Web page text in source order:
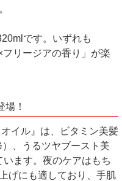
です。いずれも
フリージアの香り」が楽
！
イル』は、ビタミン美髪
、うるツヤブースト美
ます。夜のケアはもち
げにも適しており、手肌